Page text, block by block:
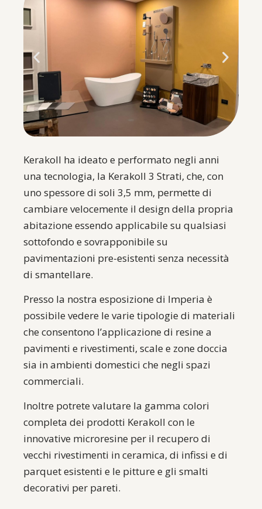
Kerakoll ha ideato e performato negli anni
una tecnologia, la Kerakoll 3 Strati, che, con
uno spessore di soli 3,5 mm, permette di
cambiare velocemente il design della propria
abitazione essendo applicabile su qualsiasi
sottofondo e sovrapponibile su
pavimentazioni pre-esistenti senza necessità
di smantellare.
Presso la nostra esposizione di Imperia è
possibile vedere le varie tipologie di materiali
che consentono l’applicazione di resine a
pavimenti e rivestimenti, scale e zone doccia
sia in ambienti domestici che negli spazi
commerciali.
Inoltre potrete valutare la gamma colori
completa dei prodotti Kerakoll con le
innovative microresine per il recupero di
vecchi rivestimenti in ceramica, di infissi e di
parquet esistenti e le pitture e gli smalti
decorativi per pareti.